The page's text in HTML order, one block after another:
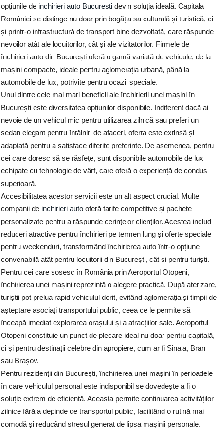
opțiunile de inchirieri auto Bucuresti devin soluția ideală. Capitala
României se distinge nu doar prin bogăția sa culturală și turistică, ci
și printr-o infrastructură de transport bine dezvoltată, care răspunde
nevoilor atât ale locuitorilor, cât și ale vizitatorilor. Firmele de
închirieri auto din București oferă o gamă variată de vehicule, de la
mașini compacte, ideale pentru aglomerația urbană, până la
automobile de lux, potrivite pentru ocazii speciale.
Unul dintre cele mai mari beneficii ale închirierii unei mașini în
București este diversitatea opțiunilor disponibile. Indiferent dacă ai
nevoie de un vehicul mic pentru utilizarea zilnică sau preferi un
sedan elegant pentru întâlniri de afaceri, oferta este extinsă și
adaptată pentru a satisface diferite preferințe. De asemenea, pentru
cei care doresc să se răsfețe, sunt disponibile automobile de lux
echipate cu tehnologie de vârf, care oferă o experiență de condus
superioară.
Accesibilitatea acestor servicii este un alt aspect crucial. Multe
companii de inchirieri auto oferă tarife competitive și pachete
personalizate pentru a răspunde cerințelor clienților. Acestea includ
reduceri atractive pentru închirieri pe termen lung și oferte speciale
pentru weekenduri, transformând închirierea auto într-o opțiune
convenabilă atât pentru locuitorii din București, cât și pentru turiști.
Pentru cei care sosesc în România prin Aeroportul Otopeni,
închirierea unei mașini reprezintă o alegere practică. După aterizare,
turiștii pot prelua rapid vehiculul dorit, evitând aglomerația și timpii de
așteptare asociați transportului public, ceea ce le permite să
înceapă imediat explorarea orașului și a atracțiilor sale. Aeroportul
Otopeni constituie un punct de plecare ideal nu doar pentru capitală,
ci și pentru destinații celebre din apropiere, cum ar fi Sinaia, Bran
sau Brașov.
Pentru rezidenții din București, închirierea unei mașini în perioadele
în care vehiculul personal este indisponibil se dovedește a fi o
soluție extrem de eficientă. Aceasta permite continuarea activităților
zilnice fără a depinde de transportul public, facilitând o rutină mai
comodă și reducând stresul generat de lipsa mașinii personale.